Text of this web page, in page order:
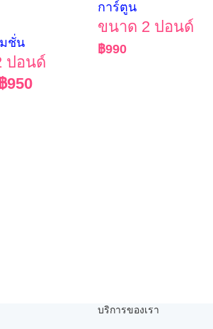
ชั่น
ปอนด์
฿950
การ์ตูน
ขนาด 2 ปอนด์
฿990
บริการของเรา